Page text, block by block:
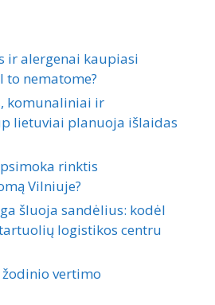
ir alergenai kaupiasi
nematome?
komunaliniai ir
lietuviai planuoja išlaidas
rinktis
Vilniuje?
šluoja sandėlius: kodėl
logistikos centru
vertimo